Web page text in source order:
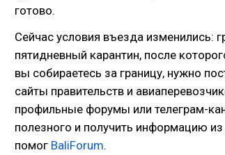
готово.
Сейчас условия въезда изменились:
пятидневный карантин, после
вы собираетесь за границу, нужно
сайты правительств и
профильные форумы или телеграм-
полезного и получить информацию
помог BaliForum.